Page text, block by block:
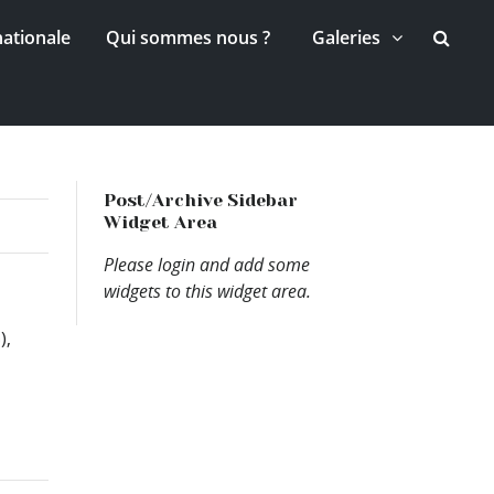
Qui sommes nous ? Galeries
Post/Archive Sidebar
Widget Area
Please login and add some
widgets to this widget area.